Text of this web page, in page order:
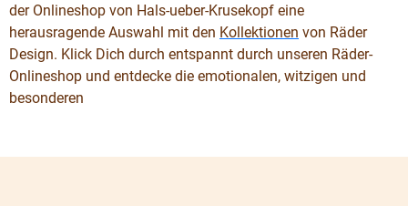
der Onlineshop von Hals-ueber-Krusekopf eine
herausragende Auswahl mit den Kollektionen von Räder
Design. Klick Dich durch entspannt durch unseren Räder-
Onlineshop und entdecke die emotionalen, witzigen und
besonderen